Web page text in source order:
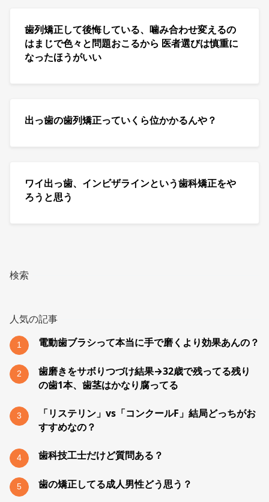
歯列矯正して後悔している、噛み合わせ変えるの
はまじで色々と問題おこるから 医者選びは慎重に
なったほうがいい
出っ歯の歯列矯正っていくら位かかるんや？
ワイ出っ歯、インビザラインという歯科矯正をや
ろうと思う
検索
人気の記事
1 電動歯ブラシって本当に手で磨くより効果あんの？
2
歯磨きをサボりつづけ結果→32歳で残ってる残り
の歯1本、歯茎はかなり腐ってる
3
「リステリン」vs「コンクールF」結局どっちがお
すすめなの？
4 歯科技工士だけど質問ある？
5 歯の矯正してる成人男性どう思う？